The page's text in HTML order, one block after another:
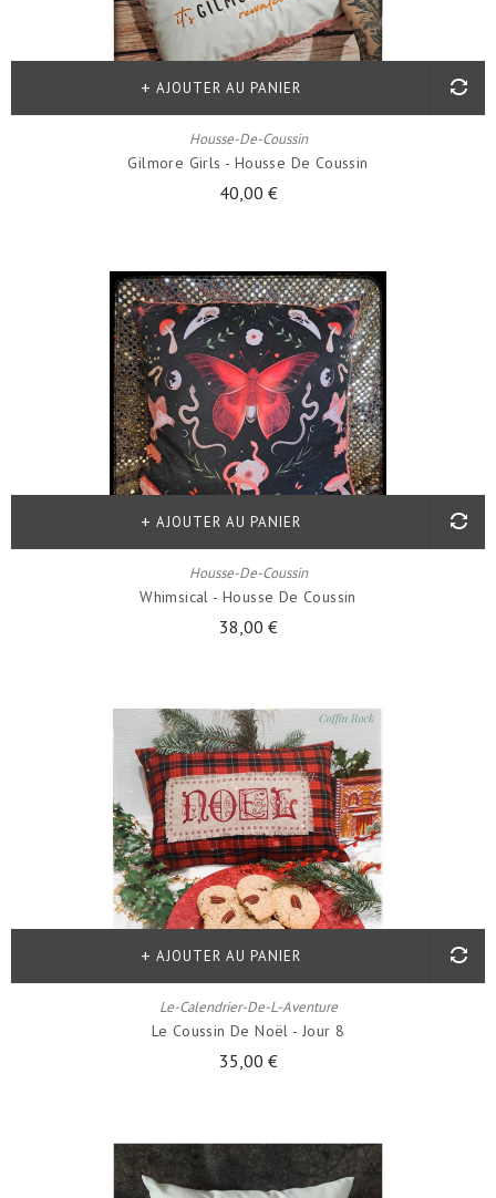
Housse-De-Coussin
Gilmore Girls - Housse De Coussin
40,00 €
AJOUTER AU PANIER
Housse-De-Coussin
Whimsical - Housse De Coussin
38,00 €
AJOUTER AU PANIER
Le-Calendrier-De-L-Aventure
Le Coussin De Noël - Jour 8
35,00 €
AJOUTER AU PANIER